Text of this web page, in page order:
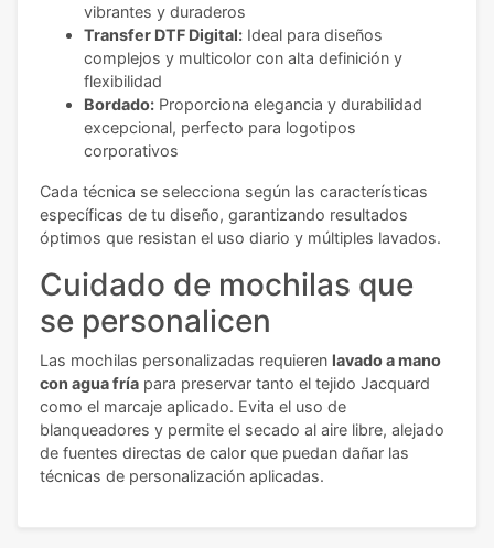
vibrantes y duraderos
Transfer DTF Digital: Ideal para diseños
complejos y multicolor con alta definición y
flexibilidad
Bordado: Proporciona elegancia y durabilidad
excepcional, perfecto para logotipos
corporativos
Cada técnica se selecciona según las características
específicas de tu diseño, garantizando resultados
óptimos que resistan el uso diario y múltiples lavados.
Cuidado de mochilas que
se personalicen
Las mochilas personalizadas requieren lavado a mano
con agua fría para preservar tanto el tejido Jacquard
como el marcaje aplicado. Evita el uso de
blanqueadores y permite el secado al aire libre, alejado
de fuentes directas de calor que puedan dañar las
técnicas de personalización aplicadas.